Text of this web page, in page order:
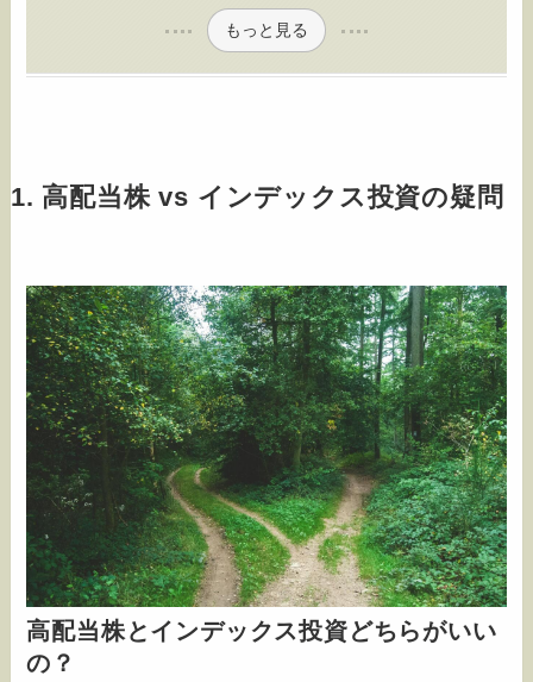
もっと見る
1. 高配当株 vs インデックス投資の疑問
高配当株とインデックス投資どちらがいい
の？